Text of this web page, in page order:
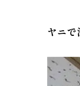
ヤニ